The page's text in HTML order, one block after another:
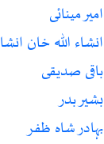
امیر مینائی
انشاء اللہ خان انشا
باقی صدیقی
بشیر بدر
بہادر شاہ ظفر